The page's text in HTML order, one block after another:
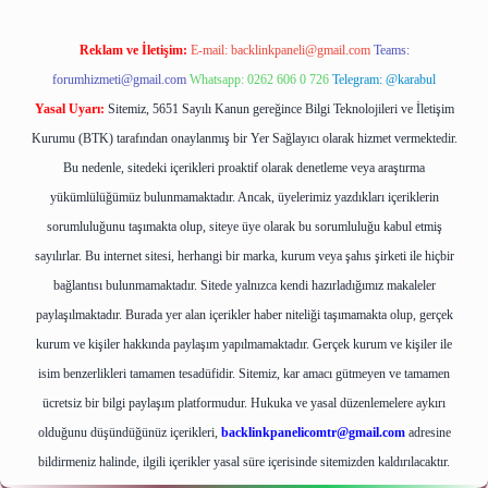
Reklam ve İletişim: E-mail: backlinkpaneli@gmail.com Teams:
forumhizmeti@gmail.com Whatsapp: 0262 606 0 726 Telegram: @karabul
Yasal Uyarı: Sitemiz, 5651 Sayılı Kanun gereğince Bilgi Teknolojileri ve İletişim
Kurumu (BTK) tarafından onaylanmış bir Yer Sağlayıcı olarak hizmet vermektedir.
Bu nedenle, sitedeki içerikleri proaktif olarak denetleme veya araştırma
yükümlülüğümüz bulunmamaktadır. Ancak, üyelerimiz yazdıkları içeriklerin
sorumluluğunu taşımakta olup, siteye üye olarak bu sorumluluğu kabul etmiş
sayılırlar. Bu internet sitesi, herhangi bir marka, kurum veya şahıs şirketi ile hiçbir
bağlantısı bulunmamaktadır. Sitede yalnızca kendi hazırladığımız makaleler
paylaşılmaktadır. Burada yer alan içerikler haber niteliği taşımamakta olup, gerçek
kurum ve kişiler hakkında paylaşım yapılmamaktadır. Gerçek kurum ve kişiler ile
isim benzerlikleri tamamen tesadüfidir. Sitemiz, kar amacı gütmeyen ve tamamen
ücretsiz bir bilgi paylaşım platformudur. Hukuka ve yasal düzenlemelere aykırı
olduğunu düşündüğünüz içerikleri, backlinkpanelicomtr@gmail.comadresine
bildirmeniz halinde, ilgili içerikler yasal süre içerisinde sitemizden kaldırılacaktır.